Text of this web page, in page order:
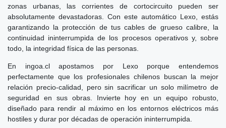
zonas urbanas, las corrientes de cortocircuito pueden ser
absolutamente devastadoras. Con este automático Lexo, estás
garantizando la protección de tus cables de grueso calibre, la
continuidad ininterrumpida de los procesos operativos y, sobre
todo, la integridad física de las personas.
En ingoa.cl apostamos por Lexo porque entendemos
perfectamente que los profesionales chilenos buscan la mejor
relación precio-calidad, pero sin sacrificar un solo milímetro de
seguridad en sus obras. Invierte hoy en un equipo robusto,
diseñado para rendir al máximo en los entornos eléctricos más
hostiles y durar por décadas de operación ininterrumpida.